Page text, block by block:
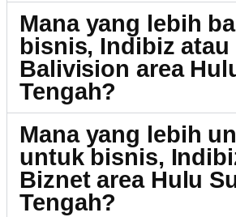
Mana yang lebih
bisnis, Indibiz atau
Balivision area
Tengah?
Mana yang lebih
untuk bisnis,
Biznet area Hulu
Tengah?